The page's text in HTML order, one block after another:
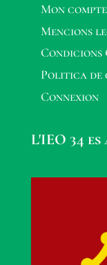
Mon compte
Mencions
Condicions
Politica
Connexion
L'IEO 34